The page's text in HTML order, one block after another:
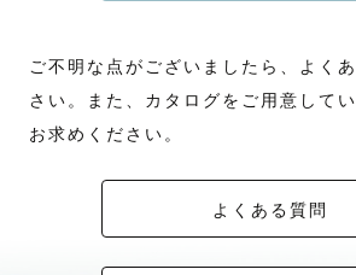
ご不明な点がございましたら、よく
さい。また、カタログをご用意して
お求めください。
よくある質問